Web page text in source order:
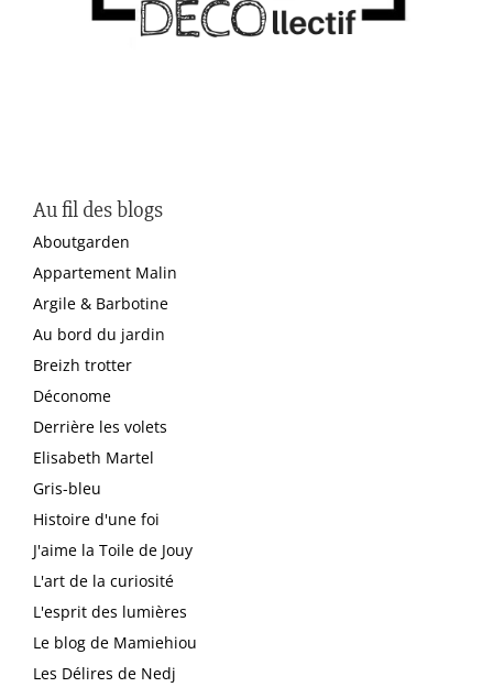
Au fil des blogs
Aboutgarden
Appartement Malin
Argile & Barbotine
Au bord du jardin
Breizh trotter
Déconome
Derrière les volets
Elisabeth Martel
Gris-bleu
Histoire d'une foi
J'aime la Toile de Jouy
L'art de la curiosité
L'esprit des lumières
Le blog de Mamiehiou
Les Délires de Nedj